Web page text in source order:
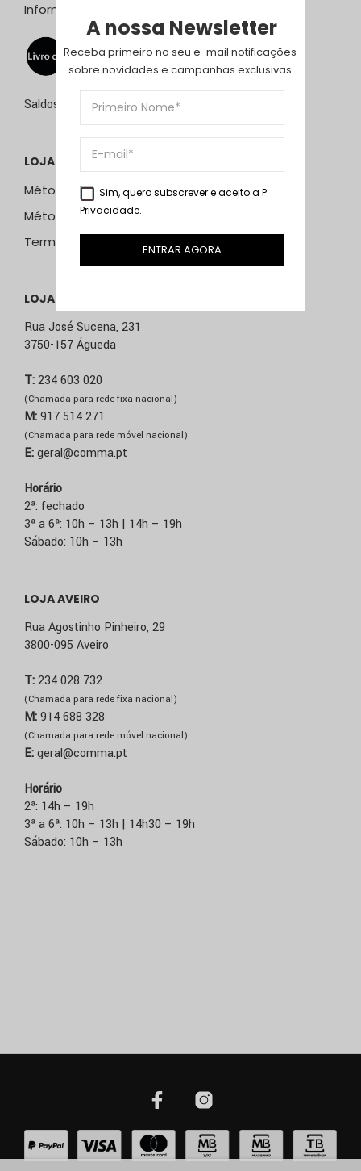
Informação Resolução Litígios
Saldos de 15 de julho a 15 de setembro de 2026
LOJA ONLINE
Métodos e Custos de Envio
Métodos de Pagamento
Termos & Condições
LOJA ÁGUEDA
Rua José Sucena, 231
3750-157 Águeda
T:234 603 020
(Chamada para rede fixa nacional)
M:917 514 271
(Chamada para rede móvel nacional)
E:geral@comma.pt
Horário
2ª: fechado
3ª a 6ª: 10h – 13h | 14h – 19h
Sábado: 10h – 13h
LOJA AVEIRO
Rua Agostinho Pinheiro, 29
3800-095 Aveiro
T:234 028 732
(Chamada para rede fixa nacional)
M:914 688 328
(Chamada para rede móvel nacional)
E:geral@comma.pt
Horário
2ª: 14h – 19h
3ª a 6ª: 10h – 13h | 14h30 – 19h
Sábado: 10h – 13h
A nossa Newsletter
Receba primeiro no seu e-mail notificações
sobre novidades e campanhas exclusivas.
Sim, quero subscrever e aceito a P.
Privacidade.
ENTRAR AGORA